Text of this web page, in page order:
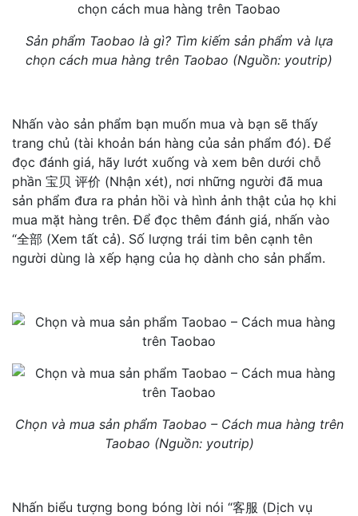
Sản phẩm Taobao là gì? Tìm kiếm sản phẩm và lựa
chọn cách mua hàng trên Taobao (Nguồn: youtrip)
Nhấn vào sản phẩm bạn muốn mua và bạn sẽ thấy
trang chủ (tài khoản bán hàng của sản phẩm đó). Để
đọc đánh giá, hãy lướt xuống và xem bên dưới chỗ
phần 宝贝 评价 (Nhận xét), nơi những người đã mua
sản phẩm đưa ra phản hồi và hình ảnh thật của họ khi
mua mặt hàng trên. Để đọc thêm đánh giá, nhấn vào
“全部 (Xem tất cả). Số lượng trái tim bên cạnh tên
người dùng là xếp hạng của họ dành cho sản phẩm.
Chọn và mua sản phẩm Taobao – Cách mua hàng trên
Taobao (Nguồn: youtrip)
Nhấn biểu tượng bong bóng lời nói “客服 (Dịch vụ